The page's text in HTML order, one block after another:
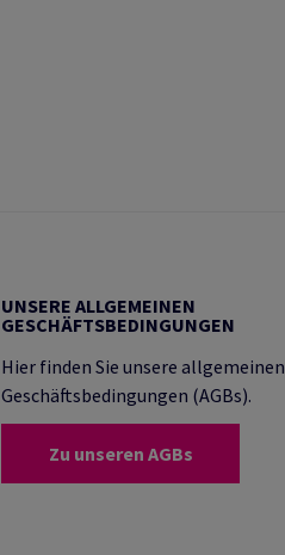
UNSERE ALLGEMEINEN
GESCHÄFTSBEDINGUNGEN
Hier finden Sie unsere allgemeinen
Geschäftsbedingungen (AGBs).
Zu unseren AGBs